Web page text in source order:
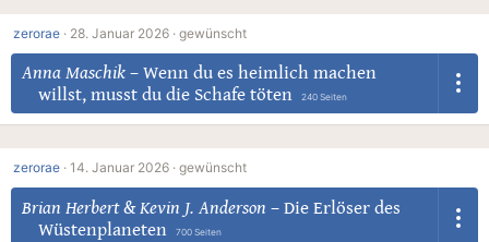
zerorae · 28. Januar 2026 · gewünscht
Anna Maschik – Wenn du es heimlich machen
willst, musst du die Schafe töten
240 Seiten
zerorae · 14. Januar 2026 · gewünscht
Brian Herbert&Kevin J. Anderson – Die Erlöser des
Wüstenplaneten
700 Seiten